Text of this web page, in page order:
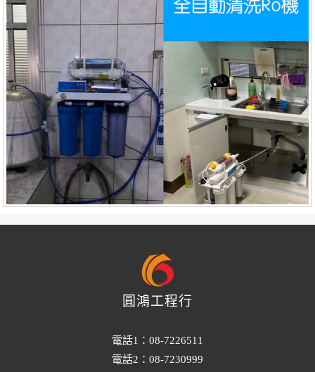
圓鴻工程行
電話1：08-7226511
電話2：08-7230999